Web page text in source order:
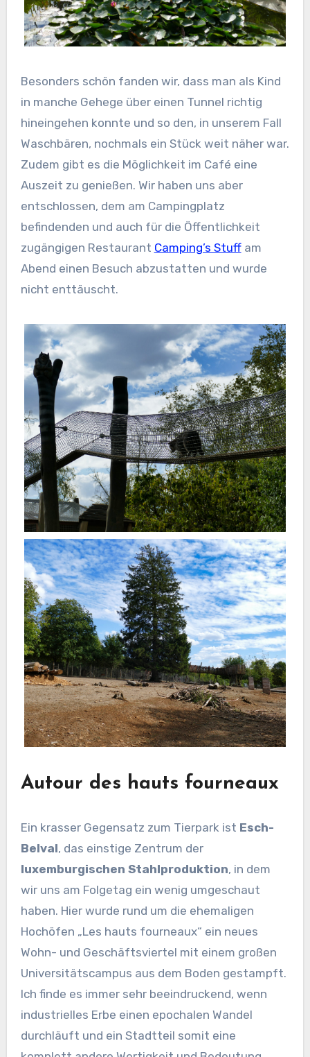
Besonders schön fanden wir, dass man als Kind
in manche Gehege über einen Tunnel richtig
hineingehen konnte und so den, in unserem Fall
Waschbären, nochmals ein Stück weit näher war.
Zudem gibt es die Möglichkeit im Café eine
Auszeit zu genießen. Wir haben uns aber
entschlossen, dem am Campingplatz
befindenden und auch für die Öffentlichkeit
zugängigen Restaurant Camping’s Stuffam
Abend einen Besuch abzustatten und wurde
nicht enttäuscht.
Autour des hauts fourneaux
Ein krasser Gegensatz zum Tierpark ist Esch-
Belval, das einstige Zentrum der
luxemburgischen Stahlproduktion, in dem
wir uns am Folgetag ein wenig umgeschaut
haben. Hier wurde rund um die ehemaligen
Hochöfen „Les hauts fourneaux“ ein neues
Wohn- und Geschäftsviertel mit einem großen
Universitätscampus aus dem Boden gestampft.
Ich finde es immer sehr beeindruckend, wenn
industrielles Erbe einen epochalen Wandel
durchläuft und ein Stadtteil somit eine